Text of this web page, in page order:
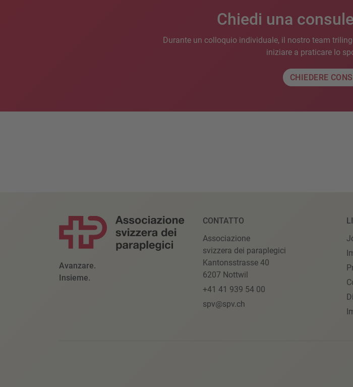
Chiedi una
Durante un colloquio individuale, il nostro team
iniziare a praticare lo
CHIEDERE
Avanzare.
Insieme.
CONTATTO
Associazione
svizzera dei paraplegici
Kantonsstrasse 40
6207 Nottwil
+41 41 939 54 00
spv@spv.ch